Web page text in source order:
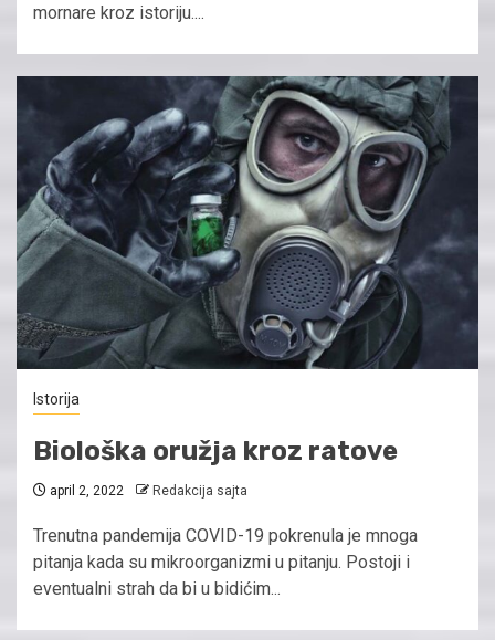
mornare kroz istoriju....
Istorija
Biološka oružja kroz ratove
april 2, 2022 Redakcija sajta
Trenutna pandemija COVID-19 pokrenula je mnoga
pitanja kada su mikroorganizmi u pitanju. Postoji i
eventualni strah da bi u bidićim...